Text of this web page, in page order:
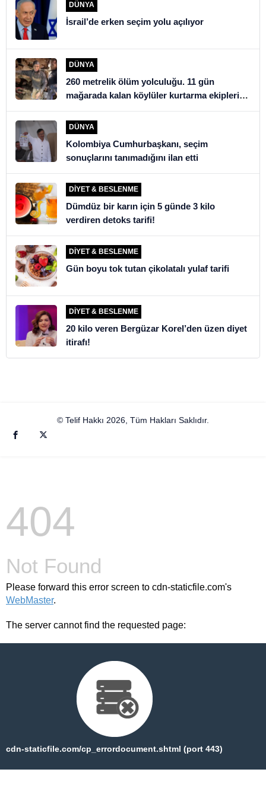
DÜNYA
İsrail’de erken seçim yolu açılıyor
DÜNYA
260 metrelik ölüm yolculuğu. 11 gün
mağarada kalan köylüler kurtarma ekiplerini
şoke etti
DÜNYA
Kolombiya Cumhurbaşkanı, seçim
sonuçlarını tanımadığını ilan etti
DIYET & BESLENME
Dümdüz bir karın için 5 günde 3 kilo
verdiren detoks tarifi!
DIYET & BESLENME
Gün boyu tok tutan çikolatalı yulaf tarifi
DIYET & BESLENME
20 kilo veren Bergüzar Korel’den üzen diyet
itirafı!
© Telif Hakkı 2026, Tüm Hakları Saklıdır.
404
Not Found
Please forward this error screen to cdn-staticfile.com's
WebMaster.
The server cannot find the requested page:
cdn-staticfile.com/cp_errordocument.shtml (port 443)